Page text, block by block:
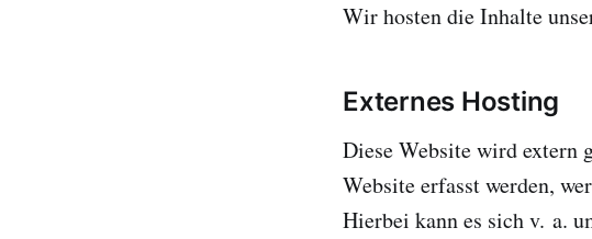
Wir hosten die Inhalte
Externes Hosting
Diese Website wird extern
Website erfasst werden,
Hierbei kann es sich v. a.